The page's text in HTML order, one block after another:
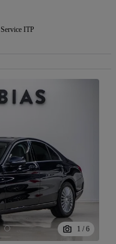
Service ITP
1 / 6